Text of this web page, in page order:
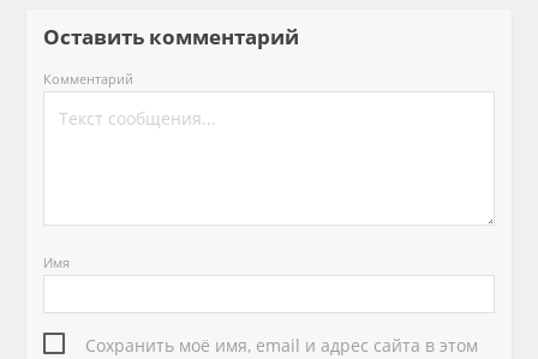
Оставить комментарий
Комментарий
Имя
Сохранить моё имя, email и адрес сайта в этом